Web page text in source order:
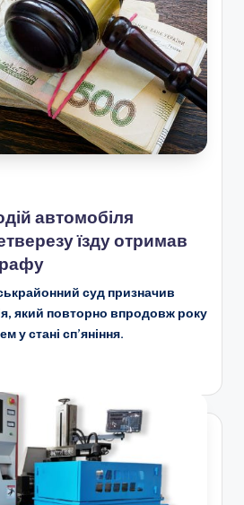
автомобіля
їзду отримав
суд призначив
який повторно впродовж року
у стані сп’яніння.